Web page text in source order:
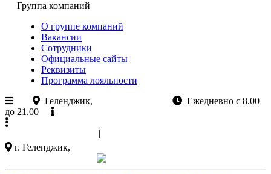
Группа компаний
О группе компаний
Вакансии
Сотрудники
Официальные сайты
Реквизиты
Программа лояльности
Геленджик,
Ежедневно с 8.00
до 21.00
|
г. Геленджик,